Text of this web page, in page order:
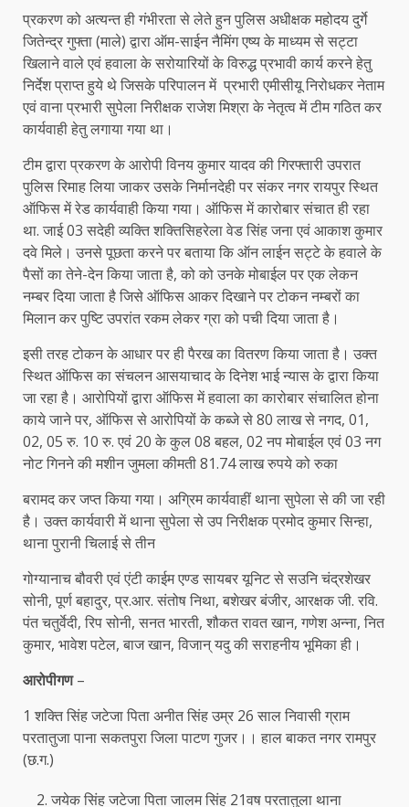
प्रकरण को अत्यन्त ही गंभीरता से लेते हुन पुलिस अधीक्षक महोदय दुर्गे
जितेन्द्र गुफ्ता (माले) द्वारा ऑम-साईन नैमिंग एष्य के माध्यम से सट्टा
खिलाने वाले एवं हवाला के सरोयारियों के विरुद्ध प्रभावी कार्य करने हेतु
निर्देश प्राप्त हुये थे जिसके परिपालन में प्रभारी एमीसीयू निरोधकर नेताम
एवं वाना प्रभारी सुपेला निरीक्षक राजेश मिश्रा के नेतृत्व में टीम गठित कर
कार्यवाही हेतु लगाया गया था।
टीम द्वारा प्रकरण के आरोपी विनय कुमार यादव की गिरफ्तारी उपरात
पुलिस रिमाह लिया जाकर उसके निर्मानदेही पर संकर नगर रायपुर स्थित
ऑफिस में रेड कार्यवाही किया गया। ऑफिस में कारोबार संचात ही रहा
था. जाई 03 सदेही व्यक्ति शक्तिसिहरेला वेड सिंह जना एवं आकाश कुमार
दवे मिले। उनसे पूछता करने पर बताया कि ऑन लाईन सट्टे के हवाले के
पैसों का तेने-देन किया जाता है, को को उनके मोबाईल पर एक लेकन
नम्बर दिया जाता है जिसे ऑफिस आकर दिखाने पर टोकन नम्बरों का
मिलान कर पुष्टि उपरांत रकम लेकर ग्रा को पची दिया जाता है।
इसी तरह टोकन के आधार पर ही पैरख का वितरण किया जाता है। उक्त
स्थित ऑफिस का संचलन आसयाचाद के दिनेश भाई न्यास के द्वारा किया
जा रहा है। आरोपियों द्वारा ऑफिस में हवाला का कारोबार संचालित होना
काये जाने पर, ऑफिस से आरोपियों के कब्जे से 80 लाख से नगद, 01,
02, 05 रु. 10 रु. एवं 20 के कुल 08 बहल, 02 नप मोबाईल एवं 03 नग
नोट गिनने की मशीन जुमला कीमती 81.74 लाख रुपये को रुका
बरामद कर जप्त किया गया। अग्रिम कार्यवाहीं थाना सुपेला से की जा रही
है। उक्त कार्यवारी में थाना सुपेला से उप निरीक्षक प्रमोद कुमार सिन्हा,
थाना पुरानी चिलाई से तीन
गोग्यानाच बौवरी एवं एंटी काईम एण्ड सायबर यूनिट से सउनि चंद्रशेखर
सोनी, पूर्ण बहादुर, प्र.आर. संतोष निथा, बशेखर बंजीर, आरक्षक जी. रवि.
पंत चतुर्वेदी, रिप सोनी, सनत भारती, शौकत रावत खान, गणेश अन्ना, नित
कुमार, भावेश पटेल, बाज खान, विजान् यदु की सराहनीय भूमिका ही।
आरोपीगण–
1 शक्ति सिंह जटेजा पिता अनीत सिंह उम्र 26 साल निवासी ग्राम
परतातुजा पाना सकतपुरा जिला पाटण गुजर।। हाल बाकत नगर रामपुर
(छ.ग.)
जयेक सिंह जटेजा पिता जालम सिंह 21वष परतातुला थाना